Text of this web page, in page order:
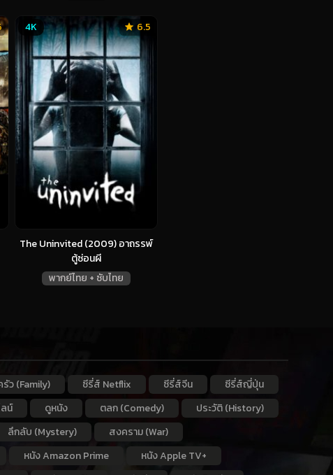
The Uninvited (2009) อาถรรพ์
ตู้ซ่อนผี
พากย์ไทย + ซับไทย
6.5
4K
ว (Family) ซีรี่ส์ Netflix ซีรี่ส์จีน
ซีรี่ส์ญี่ปุ่น
น์ ดูหนัง ตลก (Comedy)
ประวัติ (History)
ลึกลับ (Mystery)
สงคราม (War)
หนัง Amazon Prime
หนัง Apple TV+